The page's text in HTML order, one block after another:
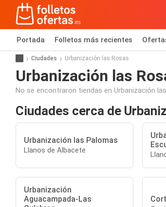
Portada Folletos más recientes
Ciudades Urbanización las Rosas
Urbanización las
No se encontraron tiendas en Urbanización
Ciudades cerca de
Urbanización las Palomas
Llanos de Albacete
Urbanización
Aguacampada-Las